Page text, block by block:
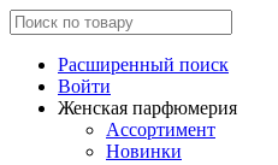
Расширенный поиск
Войти
Женская парфюмерия
Ассортимент
Новинки